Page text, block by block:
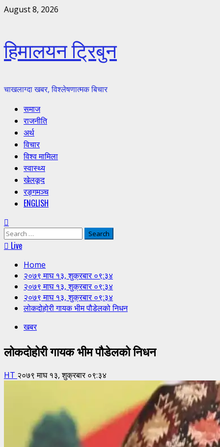
Skip
August 8, 2026
हिमालयन ट्रिबुन
चाखलाग्दा खबर, विश्लेषणात्मक बिचार
Primary
Menu
समाज
राजनीति
अर्थ
विचार
विश्व मामिला
स्वास्थ्य
खेलकूद
रङ्गमञ्च
ENGLISH
Search
for:Live
Home
२०७९ माघ १३, शुक्रबार ०९:३४
२०७९ माघ १३, शुक्रबार ०९:३४
२०७९ माघ १३, शुक्रबार ०९:३४
लोकदोहोरी गायक भीम पौडेलको निधन
खबर
लोकदोहोरी गायक भीम पौडेलको निधन
HT २०७९ माघ १३, शुक्रबार ०९:३४